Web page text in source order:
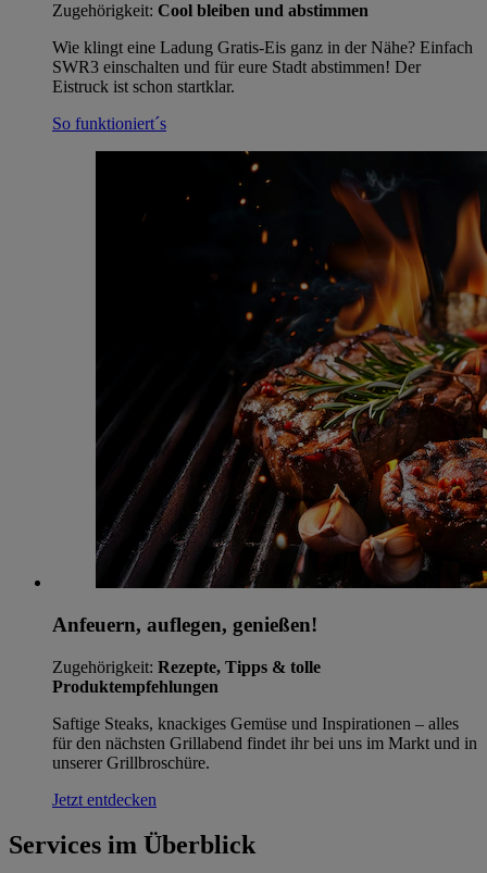
Zugehörigkeit: Cool bleiben und abstimmen
Wie klingt eine Ladung Gratis-Eis ganz in der Nähe? Einfach
SWR3 einschalten und für eure Stadt abstimmen! Der
Eistruck ist schon startklar.
So funktioniert´s
Anfeuern, auflegen, genießen!
Zugehörigkeit: Rezepte, Tipps & tolle
Produktempfehlungen
Saftige Steaks, knackiges Gemüse und Inspirationen – alles
für den nächsten Grillabend findet ihr bei uns im Markt und in
unserer Grillbroschüre.
Jetzt entdecken
Services im Überblick